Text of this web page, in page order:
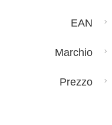
EAN
Marchio
Prezzo